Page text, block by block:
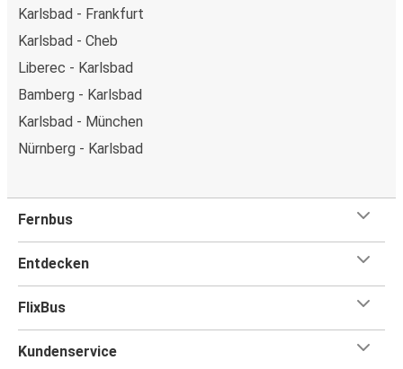
Karlsbad - Frankfurt
Karlsbad - Cheb
Liberec - Karlsbad
Bamberg - Karlsbad
Karlsbad - München
Nürnberg - Karlsbad
Fernbus
Entdecken
FlixBus
Kundenservice